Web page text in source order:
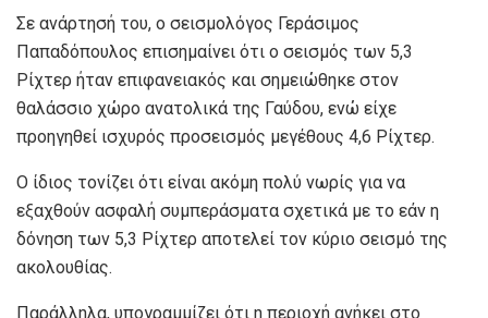
Σε ανάρτησή του, ο σεισμολόγος Γεράσιμος
Παπαδόπουλος επισημαίνει ότι ο σεισμός των 5,3
Ρίχτερ ήταν επιφανειακός και σημειώθηκε στον
θαλάσσιο χώρο ανατολικά της Γαύδου, ενώ είχε
προηγηθεί ισχυρός προσεισμός μεγέθους 4,6 Ρίχτερ.
Ο ίδιος τονίζει ότι είναι ακόμη πολύ νωρίς για να
εξαχθούν ασφαλή συμπεράσματα σχετικά με το εάν η
δόνηση των 5,3 Ρίχτερ αποτελεί τον κύριο σεισμό της
ακολουθίας.
Παράλληλα, υπογραμμίζει ότι η περιοχή ανήκει στο